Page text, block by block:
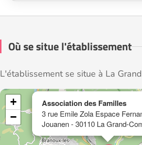
Où se situe l'établissement
L'établissement se situe à La
Association des Familles
3 rue Emile Zola Espace
Jouanen - 30110 La Grand-
+
−